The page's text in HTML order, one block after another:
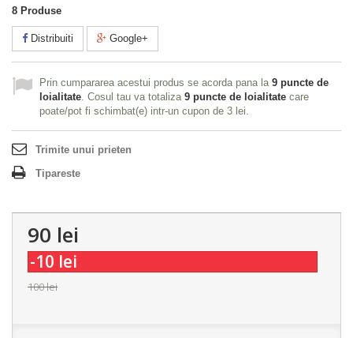
8 Produse
Distribuiti Google+
Prin cumpararea acestui produs se acorda pana la 9 puncte de
loialitate . Cosul tau va totaliza 9 puncte de loialitate care
poate/pot fi schimbat(e) intr-un cupon de 3 lei
Trimite unui prieten
Tipareste
90 lei
-10 lei
100 lei